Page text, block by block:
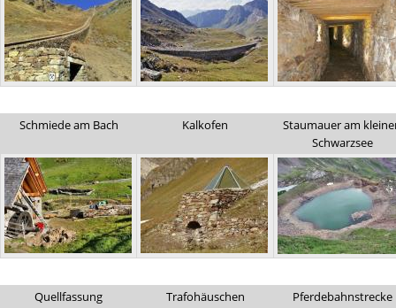
Schmiede am Bach Kalkofen
Staumauer am
Schwarzsee
Quellfassung
Trafohäuschen Pferdebahnstrecke